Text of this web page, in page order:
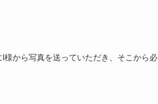
から写真を送っていただき、そこから必